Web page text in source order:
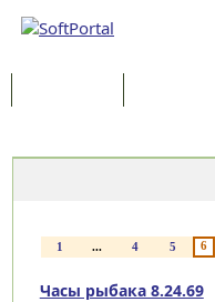
1 ... 4 5 6
Часы рыбака 8.24.69